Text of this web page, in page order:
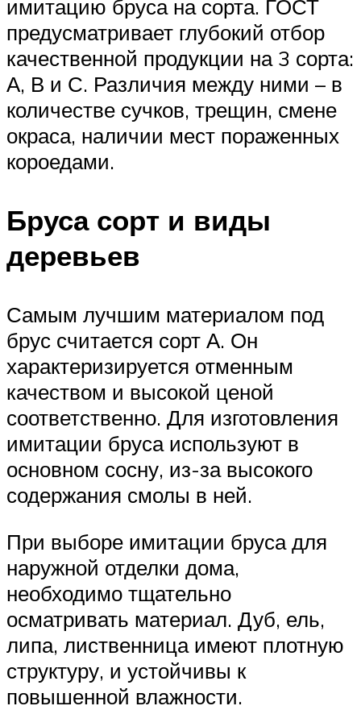
имитацию бруса на сорта. ГОСТ
предусматривает глубокий отбор
качественной продукции на 3 сорта:
А, В и С. Различия между ними – в
количестве сучков, трещин, смене
окраса, наличии мест пораженных
короедами.
Бруса сорт и виды
деревьев
Самым лучшим материалом под
брус считается сорт А. Он
характеризируется отменным
качеством и высокой ценой
соответственно. Для изготовления
имитации бруса используют в
основном сосну, из-за высокого
содержания смолы в ней.
При выборе имитации бруса для
наружной отделки дома,
необходимо тщательно
осматривать материал. Дуб, ель,
липа, лиственница имеют плотную
структуру, и устойчивы к
повышенной влажности.